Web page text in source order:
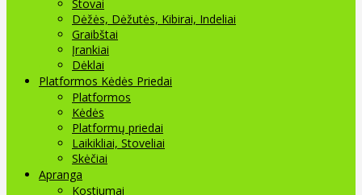
Stovai
Dėžės, Dėžutės, Kibirai, Indeliai
Graibštai
Įrankiai
Dėklai
Platformos Kėdės Priedai
Platformos
Kėdės
Platformų priedai
Laikikliai, Stoveliai
Skėčiai
Apranga
Kostiumai